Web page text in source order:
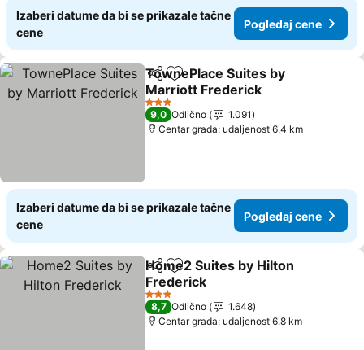
Izaberi datume da bi se prikazale tačne
cene
Pogledaj cene
Deli Dodati u favorite
TownePlace Suites by
Marriott Frederick
Pogledaj cene
3 Zvezdice
9,0 Odlično
1.091
Centar grada: udaljenost 6.4 km
Izaberi datume da bi se prikazale tačne
cene
Pogledaj cene
Deli Dodati u favorite
Home2 Suites by Hilton
Frederick
Pogledaj cene
3 Zvezdice
8,7 Odlično
1.648
Centar grada: udaljenost 6.8 km